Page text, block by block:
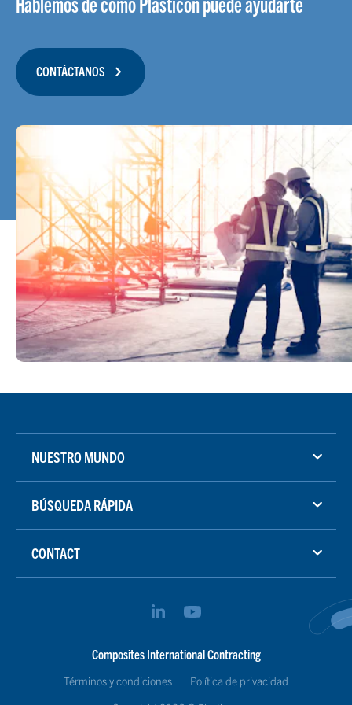
CONTÁCTANOS
NUESTRO MUNDO
BÚSQUEDA RÁPIDA
CONTACT
Composites International Contracting
Términos y condiciones Política de privacidad